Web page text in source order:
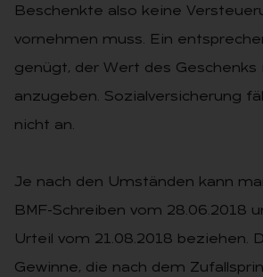
Beschenkte also keine
vornehmen muss. Ein
genügt, der Wert des Geschenks
anzugeben. Sozialversicherung
nicht an.
Je nach den Umständen kann
BMF-Schreiben vom 28.06.2018
Urteil vom 21.08.2018 beziehen.
Gewinne, die nach dem